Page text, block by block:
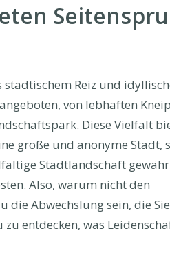
Reiz und
von lebhaften
Diese Vielfalt
große und anonyme Stadt,
Stadtlandschaft
Also, warum nicht den
die Abwechslung sein, die Sie
entdecken, was